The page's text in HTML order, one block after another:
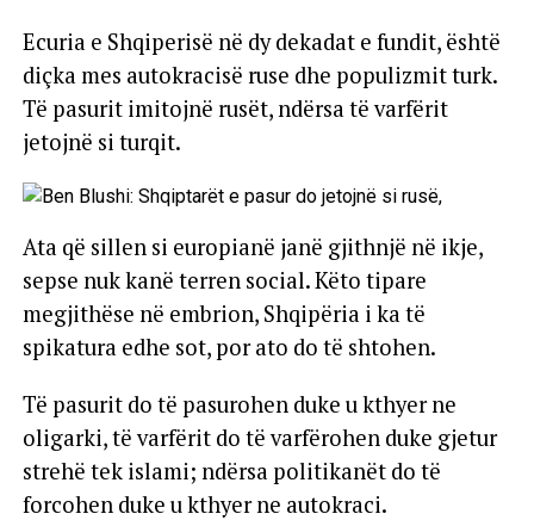
Ecuria e Shqiperisë në dy dekadat e fundit, është
diçka mes autokracisë ruse dhe populizmit turk.
Të pasurit imitojnë rusët, ndërsa të varfërit
jetojnë si turqit.
Ata që sillen si europianë janë gjithnjë në ikje,
sepse nuk kanë terren social. Këto tipare
megjithëse në embrion, Shqipëria i ka të
spikatura edhe sot, por ato do të shtohen.
Të pasurit do të pasurohen duke u kthyer ne
oligarki, të varfërit do të varfërohen duke gjetur
strehë tek islami; ndërsa politikanët do të
forcohen duke u kthyer ne autokraci.